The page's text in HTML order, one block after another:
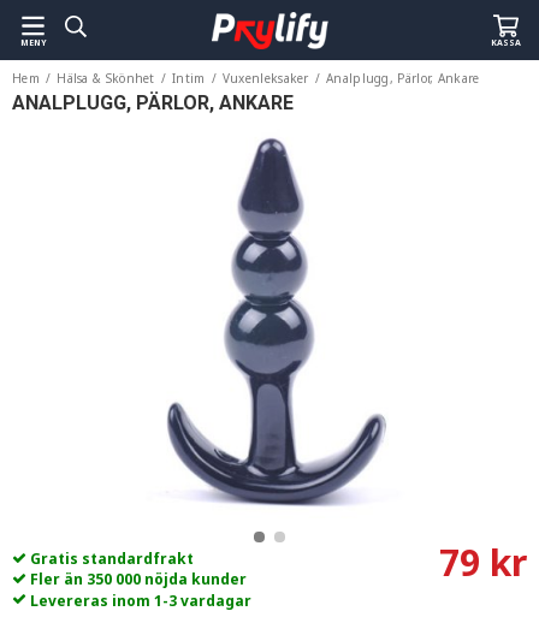
MENY KASSA
Hem / Hälsa & Skönhet / Intim / Vuxenleksaker / Analplugg, Pärlor, Ankare
ANALPLUGG, PÄRLOR, ANKARE
Gratis standardfrakt
Fler än 350 000 nöjda kunder
Levereras inom 1-3 vardagar
79 kr